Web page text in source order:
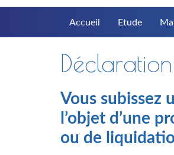
Accueil Etude
Vous subissez
l’objet d’une
ou de